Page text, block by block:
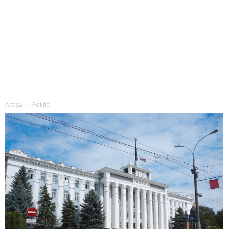
Acasă Politic